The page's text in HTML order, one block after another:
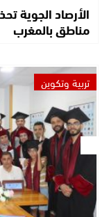
الأرصاد الجوية
مناطق بالمغرب
تربية وتكوين